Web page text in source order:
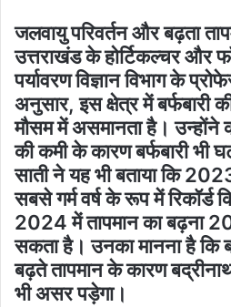
जलवायु परिवर्तन और बढ़ता
उत्तराखंड के होर्टिकल्चर और
पर्यावरण विज्ञान विभाग के
अनुसार, इस क्षेत्र में बर्फबारी
मौसम में असमानता है। उन्होंने
की कमी के कारण बर्फबारी भी
साती ने यह भी बताया कि
सबसे गर्म वर्ष के रूप में रिकॉर्ड
2024 में तापमान का बढ़ना
सकता है। उनका मानना है कि
बढ़ते तापमान के कारण
भी असर पड़ेगा।